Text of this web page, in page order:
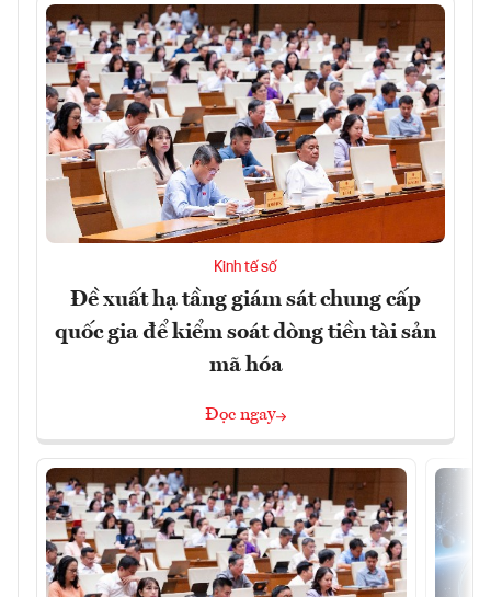
Kinh tế số
Đề xuất hạ tầng giám sát chung cấp
quốc gia để kiểm soát dòng tiền tài sản
mã hóa
Đọc ngay